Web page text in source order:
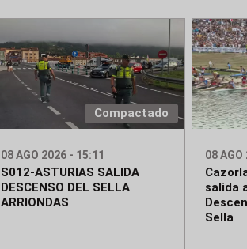
Compactado
08 AGO 2026 - 15:11
S012-ASTURIAS SALIDA
DESCENSO DEL SELLA
ARRIONDAS
08
salida
Sella